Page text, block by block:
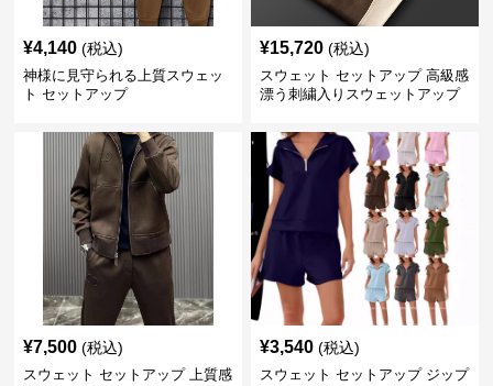
¥4,140 (税込)
神様に見守られる上質スウェッ
ト セットアップ
¥15,720 (税込)
スウェット セットアップ 高級感
漂う刺繍入りスウェットアップ
¥7,500 (税込)
スウェット セットアップ 上質感
¥3,540 (税込)
スウェット セットアップ ジップ